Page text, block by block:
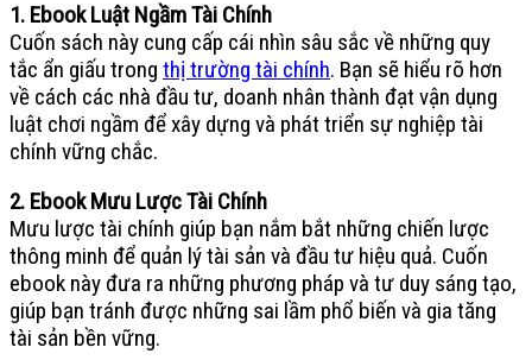
1. Ebook Luật Ngầm Tài Chính
Cuốn sách này cung cấp cái nhìn sâu sắc về những quy
tắc ẩn giấu trong thị trường tài chính. Bạn sẽ hiểu rõ hơn
về cách các nhà đầu tư, doanh nhân thành đạt vận dụng
luật chơi ngầm để xây dựng và phát triển sự nghiệp tài
chính vững chắc.
2. Ebook Mưu Lược Tài Chính
Mưu lược tài chính giúp bạn nắm bắt những chiến lược
thông minh để quản lý tài sản và đầu tư hiệu quả. Cuốn
ebook này đưa ra những phương pháp và tư duy sáng tạo,
giúp bạn tránh được những sai lầm phổ biến và gia tăng
tài sản bền vững.